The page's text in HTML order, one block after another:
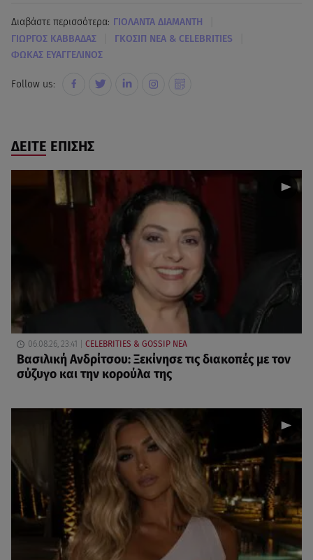
Διαβάστε περισσότερα: ΓΙΟΛΑΝΤΑ ΔΙΑΜΑΝΤΗ
ΓΙΩΡΓΟΣ ΚΑΒΒΑΔΑΣ ΓΚΟΣΙΠ ΝΕΑ & CELEBRITIES
ΦΩΚΑΣ ΕΥΑΓΓΕΛΙΝΟΣ
Follow us:
ΔΕΙΤΕ ΕΠΙΣΗΣ
06.08.26, 23:41 CELEBRITIES & GOSSIP ΝΕΑ
Βασιλική Ανδρίτσου: Ξεκίνησε τις διακοπές με τον
σύζυγο και την κορούλα της